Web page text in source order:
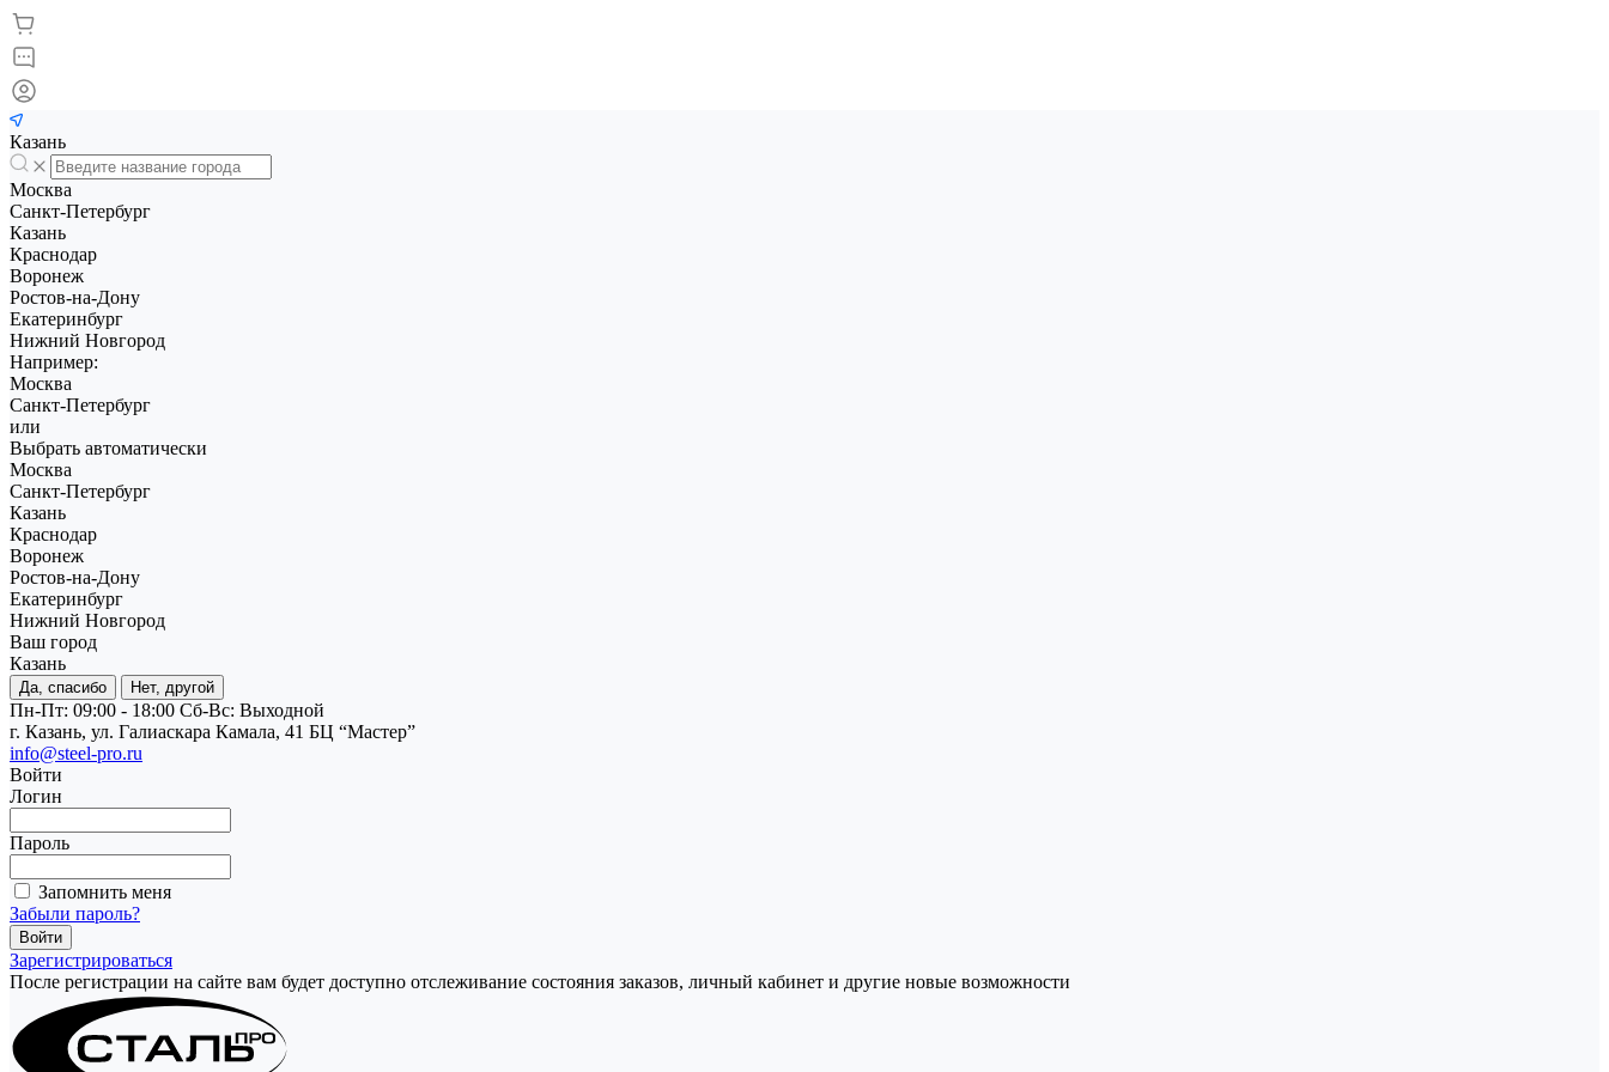
Казань
Москва
Санкт-Петербург
Казань
Краснодар
Воронеж
Ростов-на-Дону
Екатеринбург
Нижний Новгород
Например:
Москва
Санкт-Петербург
или
Выбрать автоматически
Москва
Санкт-Петербург
Казань
Краснодар
Воронеж
Ростов-на-Дону
Екатеринбург
Нижний Новгород
Ваш город
Казань
Да, спасибо Нет, другой
Пн-Пт: 09:00 - 18:00 Cб-Вс: Выходной
г. Казань, ул. Галиаскара Камала, 41 БЦ “Мастер”
info@steel-pro.ru
Войти
Логин
Пароль
Запомнить меня
Забыли пароль?
Зарегистрироваться
После регистрации на сайте вам будет доступно отслеживание состояния заказов, личный кабинет и другие новые возможности